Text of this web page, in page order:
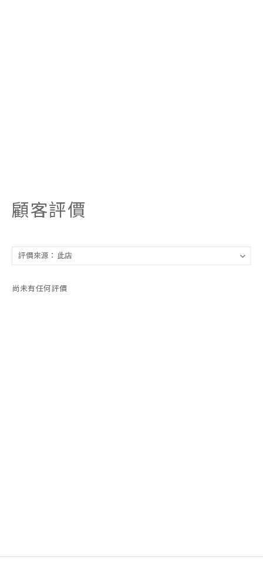
顧客評價
尚未有任何評價